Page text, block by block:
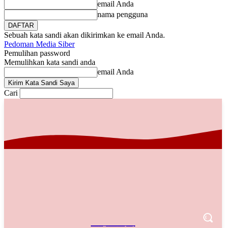
email Anda
nama pengguna
Sebuah kata sandi akan dikirimkan ke email Anda.
Pedoman Media Siber
Pemulihan password
Memulihkan kata sandi anda
email Anda
Cari